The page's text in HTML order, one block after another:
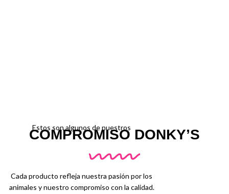
Estos son algunos de nuestros
COMPROMISO DONKY’S
Cada producto refleja nuestra pasión por los
animales y nuestro compromiso con la calidad.